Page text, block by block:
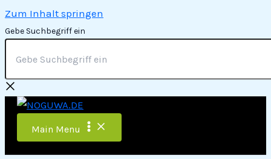
Zum Inhalt springen
Gebe Suchbegriff ein
Main Menu